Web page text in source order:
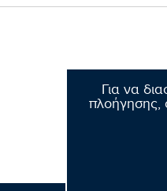
Για να
πλοήγησης,